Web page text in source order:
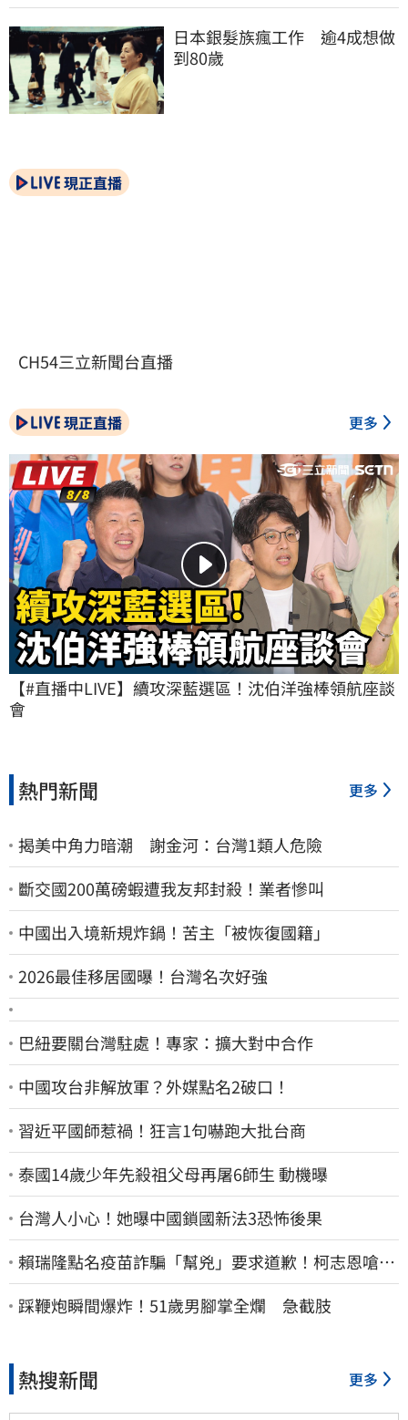
日本銀髮族瘋工作　逾4成想做
到80歲
現正直播
CH54三立新聞台直播
現正直播 更多
【#直播中LIVE】續攻深藍選區！沈伯洋強棒領航座談
會
熱門新聞 更多
揭美中角力暗潮 謝金河：台灣1類人危險
斷交國200萬磅蝦遭我友邦封殺！業者慘叫
中國出入境新規炸鍋！苦主「被恢復國籍」
2026最佳移居國曝！台灣名次好強
巴紐要關台灣駐處！專家：擴大對中合作
中國攻台非解放軍？外媒點名2破口！
習近平國師惹禍！狂言1句嚇跑大批台商
泰國14歲少年先殺祖父母再屠6師生 動機曝
台灣人小心！她曝中國鎖國新法3恐怖後果
賴瑞隆點名疫苗詐騙「幫兇」要求道歉！柯志恩嗆1
句被網罵爆
踩鞭炮瞬間爆炸！51歲男腳掌全爛 急截肢
熱搜新聞 更多